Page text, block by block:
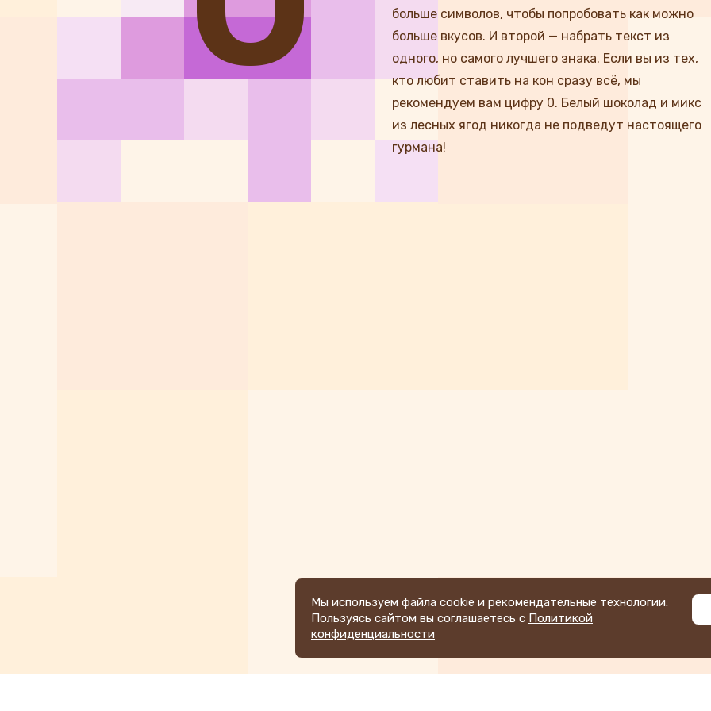
больше символов, чтобы попробовать как можно
больше вкусов. И второй — набрать текст из
одного, но самого лучшего знака. Если вы из тех,
кто любит ставить на кон сразу всё, мы
рекомендуем вам цифру 0. Белый шоколад и микс
из лесных ягод никогда не подведут настоящего
гурмана!
Мы используем файла cookie и рекомендательные технологии.
Пользуясь сайтом вы соглашаетесь с Политикой
конфиденциальности